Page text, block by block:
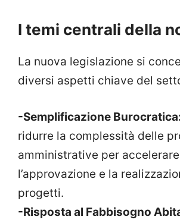
I temi centrali della
La nuova legislazione si
diversi aspetti chiave del
-Semplificazione
ridurre la complessità delle
amministrative per accelerare
l’approvazione e la
progetti.
-Risposta al Fabbisogno